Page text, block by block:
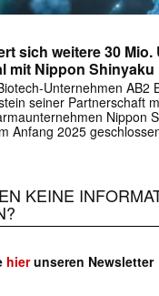
sich weitere 30 Mio.
mit Nippon Shinyaku
Unternehmen AB2
seiner Partnerschaft
Nippon
Anfang 2025
KEINE
hierunseren Newsletter